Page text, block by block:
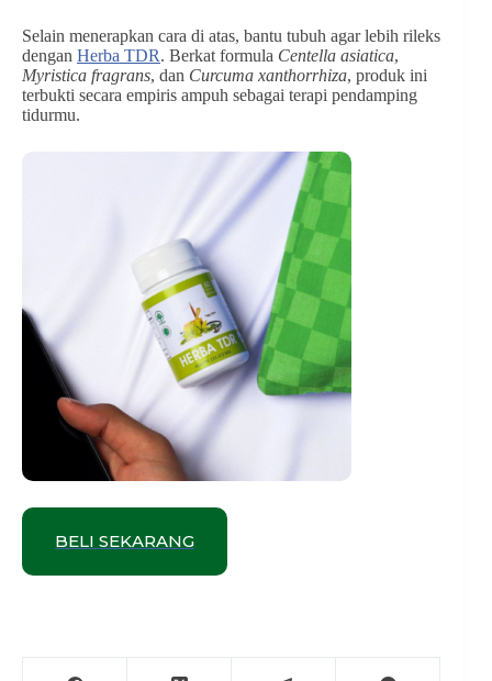
Selain menerapkan cara di atas, bantu tubuh agar lebih rileks
dengan Herba TDR. Berkat formula Centella asiatica,
Myristica fragrans, dan Curcuma xanthorrhiza, produk ini
terbukti secara empiris ampuh sebagai terapi pendamping
tidurmu.
BELI SEKARANG